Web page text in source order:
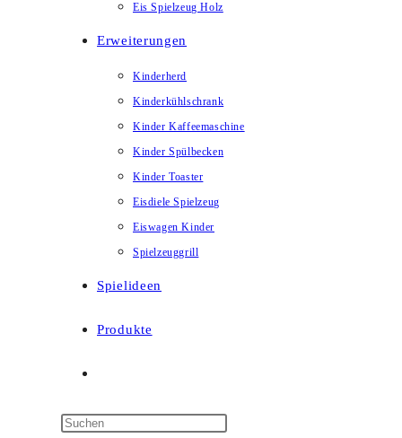
Eis Spielzeug Holz
Erweiterungen
Kinderherd
Kinderkühlschrank
Kinder Kaffeemaschine
Kinder Spülbecken
Kinder Toaster
Eisdiele Spielzeug
Eiswagen Kinder
Spielzeuggrill
Spielideen
Produkte
Suche